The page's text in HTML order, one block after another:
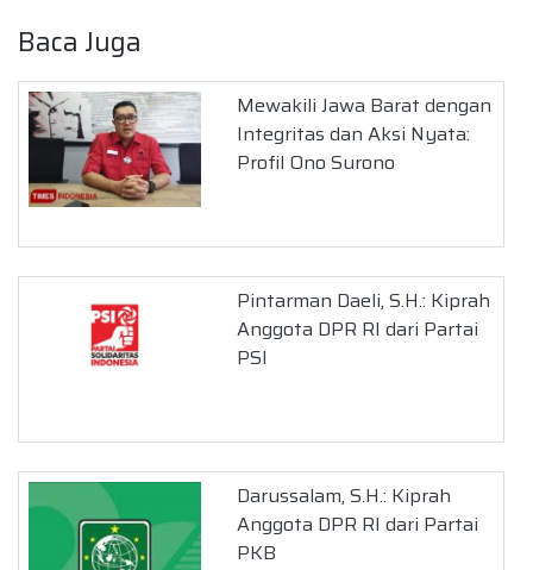
Baca Juga
Mewakili Jawa Barat dengan
Integritas dan Aksi Nyata:
Profil Ono Surono
Pintarman Daeli, S.H.: Kiprah
Anggota DPR RI dari Partai
PSI
Darussalam, S.H.: Kiprah
Anggota DPR RI dari Partai
PKB